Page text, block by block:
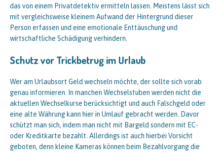
das von einem Privatdetektiv ermitteln lassen. Meistens lässt sich
mit vergleichsweise kleinem Aufwand der Hintergrund dieser
Person erfassen und eine emotionale Enttäuschung und
wirtschaftliche Schädigung verhindern.
Schutz vor Trickbetrug im Urlaub
Wer am Urlaubsort Geld wechseln möchte, der sollte sich vorab
genau informieren. In manchen Wechselstuben werden nicht die
aktuellen Wechselkurse berücksichtigt und auch Falschgeld oder
eine alte Währung kann hier in Umlauf gebracht werden. Davor
schützt man sich, indem man nicht mit Bargeld sondern mit EC-
oder Kreditkarte bezahlt. Allerdings ist auch hierbei Vorsicht
geboten, denn kleine Kameras können beim Bezahlvorgang die